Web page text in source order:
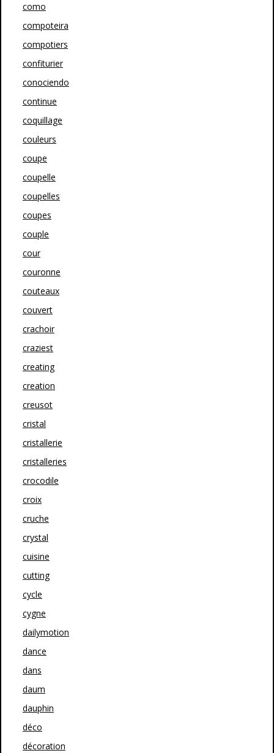
como
compoteira
compotiers
confiturier
conociendo
continue
coquillage
couleurs
coupe
coupelle
coupelles
coupes
couple
cour
couronne
couteaux
couvert
crachoir
craziest
creating
creation
creusot
cristal
cristallerie
cristalleries
crocodile
croix
cruche
crystal
cuisine
cutting
cycle
cygne
dailymotion
dance
dans
daum
dauphin
déco
décoration